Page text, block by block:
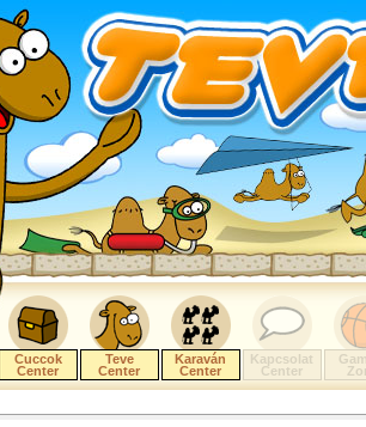
Cuccok
Center
Teve
Center
Karaván
Center
Kapcsolat
Center